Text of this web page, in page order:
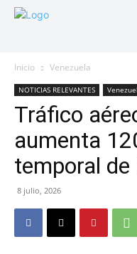
Inicio Venezuela
NOTICIAS RELEVANTES
Tráfico
aumenta
temporal
8 julio, 2026